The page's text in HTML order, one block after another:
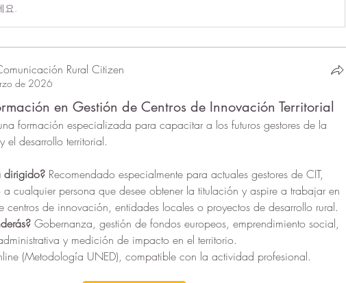
.
Rural Citizen
de 2026
en Gestión de Centros de Innovación Territorial
formación especializada para capacitar a los futuros gestores de la
el desarrollo territorial.
dirigido? Recomendado especialmente para actuales gestores de CIT,
cualquier persona que desee obtener la titulación y aspire a trabajar en
centros de innovación, entidades locales o proyectos de desarrollo rural.
Gobernanza, gestión de fondos europeos, emprendimiento social,
y medición de impacto en el territorio.
(Metodología UNED), compatible con la actividad profesional.